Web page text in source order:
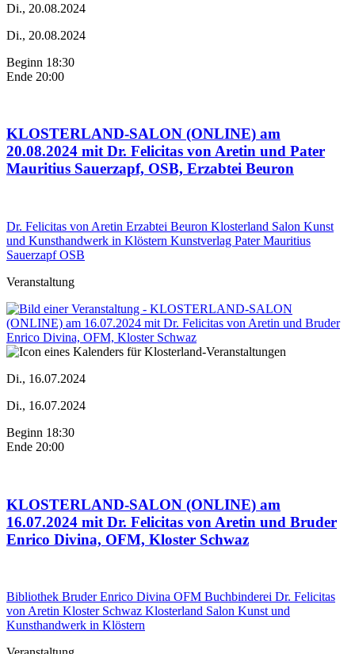
Di., 20.08.2024
Di., 20.08.2024
Beginn 18:30
Ende 20:00
KLOSTERLAND-SALON (ONLINE) am
20.08.2024 mit Dr. Felicitas von Aretin und Pater
Mauritius Sauerzapf, OSB, Erzabtei Beuron
Dr. Felicitas von Aretin Erzabtei Beuron Klosterland Salon Kunst
und Kunsthandwerk in Klöstern Kunstverlag Pater Mauritius
Sauerzapf OSB
Veranstaltung
Di., 16.07.2024
Di., 16.07.2024
Beginn 18:30
Ende 20:00
KLOSTERLAND-SALON (ONLINE) am
16.07.2024 mit Dr. Felicitas von Aretin und Bruder
Enrico Divina, OFM, Kloster Schwaz
Bibliothek Bruder Enrico Divina OFM Buchbinderei Dr. Felicitas
von Aretin Kloster Schwaz Klosterland Salon Kunst und
Kunsthandwerk in Klöstern